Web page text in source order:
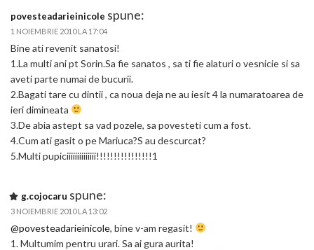
povesteadarieinicole spune:
1 NOIEMBRIE 2010 LA 17:04
Bine ati revenit sanatosi!
1.La multi ani pt Sorin.Sa fie sanatos , sa ti fie alaturi o vesnicie si sa
aveti parte numai de bucurii.
2.Bagati tare cu dintii , ca noua deja ne au iesit 4 la numaratoarea de
ieri dimineata
3.De abia astept sa vad pozele, sa povesteti cum a fost.
4.Cum ati gasit o pe Mariuca?S au descurcat?
5.Multi pupiciiiiiiiiiiiiii!!!!!!!!!!!!!!!!1
g.cojocaru spune:
3 NOIEMBRIE 2010 LA 13:02
@povesteadarieinicole, bine v-am regasit!
1. Multumim pentru urari. Sa ai gura aurita!